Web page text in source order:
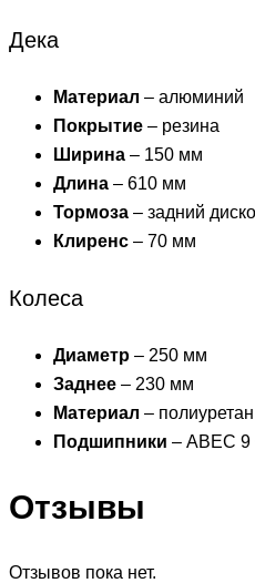
Дека
Материал – алюминий
Покрытие – резина
Ширина – 150 мм
Длина – 610 мм
Тормоза – задний
Клиренс – 70 мм
Колеса
Диаметр – 250 мм
Заднее – 230 мм
Материал – полиуретан
Подшипники – ABEC 9
Отзывы
Отзывов пока нет.